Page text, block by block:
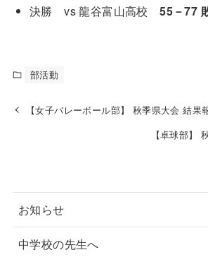
決勝 vs 龍谷富山高校55－77
部活動
【女子バレーボール部】 秋季県大会 結果
【卓球部】
お知らせ
中学校の先生へ